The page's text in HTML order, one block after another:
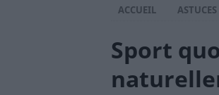
ACCUEIL ASTUCES
Sport